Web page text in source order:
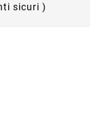
sicuri )